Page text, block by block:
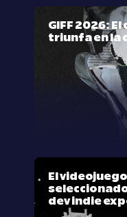
GIFF 2026:
triunfa en la
El
dev indie